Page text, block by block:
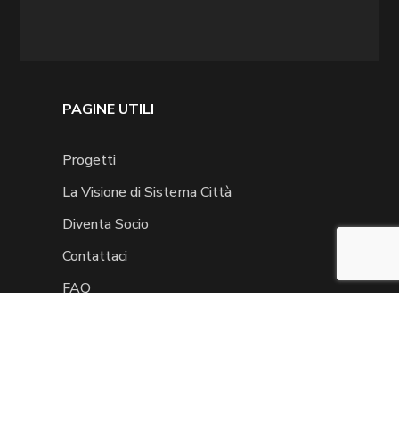
PAGINE UTILI
Progetti
La Visione di Sistema Città
Diventa Socio
Contattaci
FAQ